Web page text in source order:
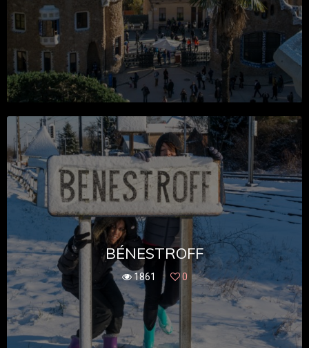
BÉNESTROFF
1861 0